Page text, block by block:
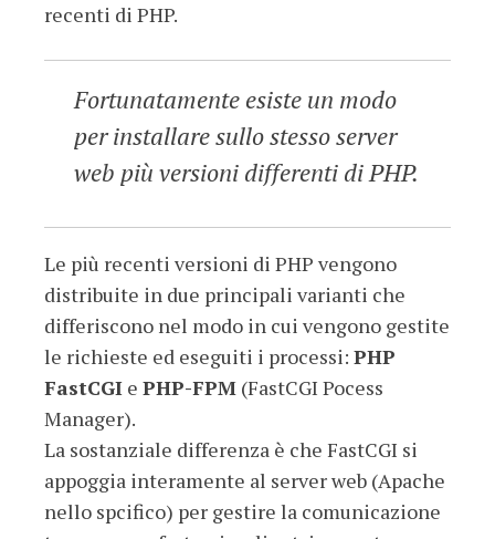
recenti di PHP.
Fortunatamente esiste un modo
per installare sullo stesso server
web più versioni differenti di PHP.
Le più recenti versioni di PHP vengono
distribuite in due principali varianti che
differiscono nel modo in cui vengono gestite
le richieste ed eseguiti i processi: PHP
FastCGI e PHP-FPM (FastCGI Pocess
Manager).
La sostanziale differenza è che FastCGI si
appoggia interamente al server web (Apache
nello spcifico) per gestire la comunicazione